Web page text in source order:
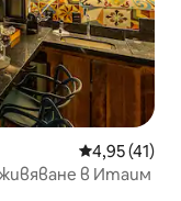
Средна
4,95 (41)
в Итаим